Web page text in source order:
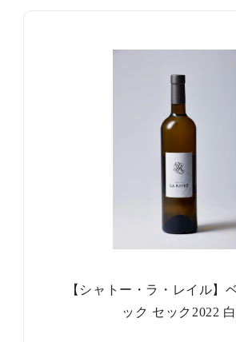
【シャトー・ラ・レイル】
ック セック2022 白